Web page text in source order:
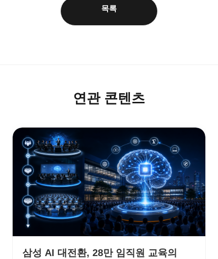
목록
연관 콘텐츠
삼성 AI 대전환, 28만 임직원 교육의